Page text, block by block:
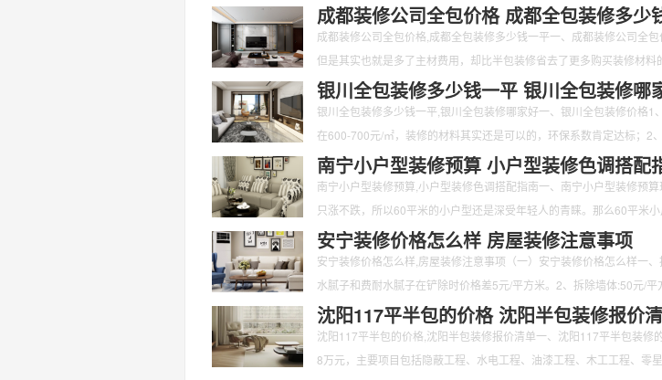
面不用我们花
成都装修公司全包价格 成都全包装修多少
成都装修公司全包价格,成都全包装修多少钱一平一、成都装修公司全包
但是其实也就是多了主材费用，却比半包装修省去了更多购买装修材料
也是愈来愈
银川全包装修多少钱一平 银川全包装修哪
银川全包装修多少钱一平,银川全包装修哪家好一、银川全包装修价格1
在600-700元/㎡，装修的材料其实还是可以的，环保系数肯定达标；2
南宁小户型装修预算 小户型装修色调搭配
南宁小户型装修预算,小户型装修色调搭配指南一、南宁小户型装修预
只涨不跌，所以60平米的小户型还是深受年轻人的青睐。那么60平米小
注意些
安宁装修价格怎么样 房屋装修注意事项
安宁装修价格怎么样,房屋装修注意事项（一）安宁装修价格怎么样一
水腻子和费耐水腻子在铲除时价格差5元/平方米。2、拆除墙体:50元/
沈阳117平半包的价格 沈阳半包装修报价
沈阳117平半包的价格,沈阳半包装修报价清单一、沈阳117平半包装修
8万元，主要项目包括隐蔽工程、水电工程、油漆工程、木工工程、零